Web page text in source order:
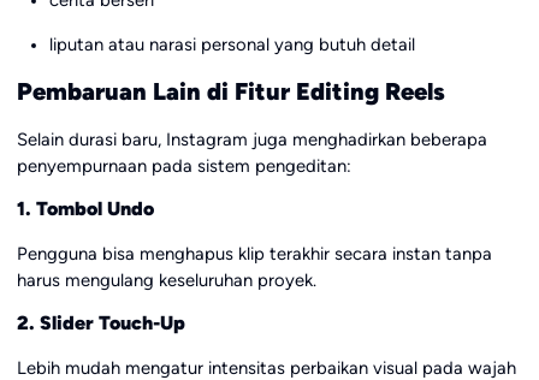
liputan atau narasi personal yang butuh detail
Pembaruan Lain di Fitur Editing Reels
Selain durasi baru, Instagram juga menghadirkan beberapa
penyempurnaan pada sistem pengeditan:
1. Tombol Undo
Pengguna bisa menghapus klip terakhir secara instan tanpa
harus mengulang keseluruhan proyek.
2. Slider Touch-Up
Lebih mudah mengatur intensitas perbaikan visual pada wajah